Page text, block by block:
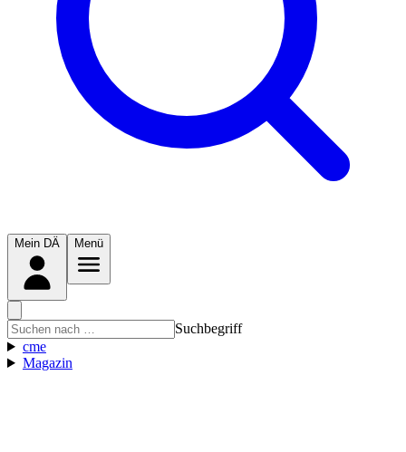
Mein DÄ Menü
Suchbegriff
cme
Magazin